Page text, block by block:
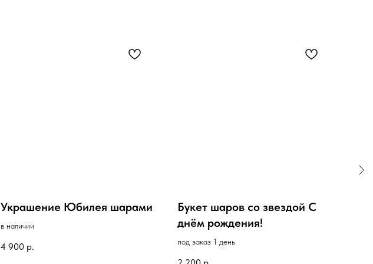
Украшение Юбилея шарами
в наличии
4 900 р.
Букет шаров со звездой С
днём рождения!
под заказ 1 день